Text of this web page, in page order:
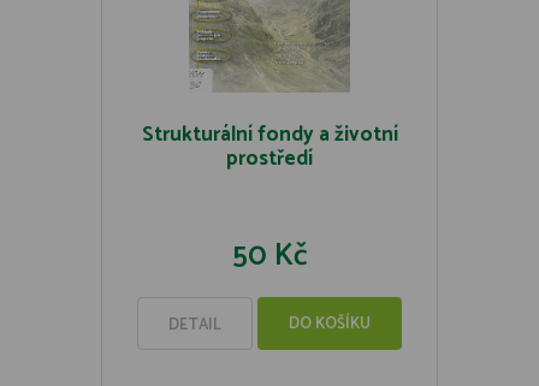
Strukturální fondy a životní
prostředí
50 Kč
DETAIL DO KOŠÍKU